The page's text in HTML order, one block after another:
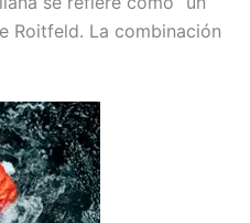
Roitfeld. La combinación